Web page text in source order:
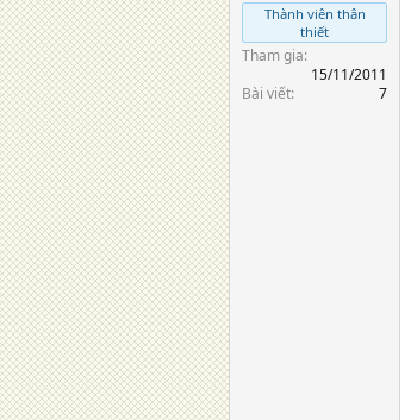
Thành viên thân
thiết
Tham gia
15/11/2011
Bài viết
7